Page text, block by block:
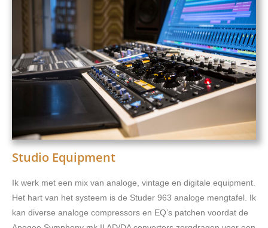
Studio Equipment
Ik werk met een mix van analoge, vintage en digitale equipment.
Het hart van het systeem is de Studer 963 analoge mengtafel. Ik
kan diverse analoge compressors en EQ’s patchen voordat de